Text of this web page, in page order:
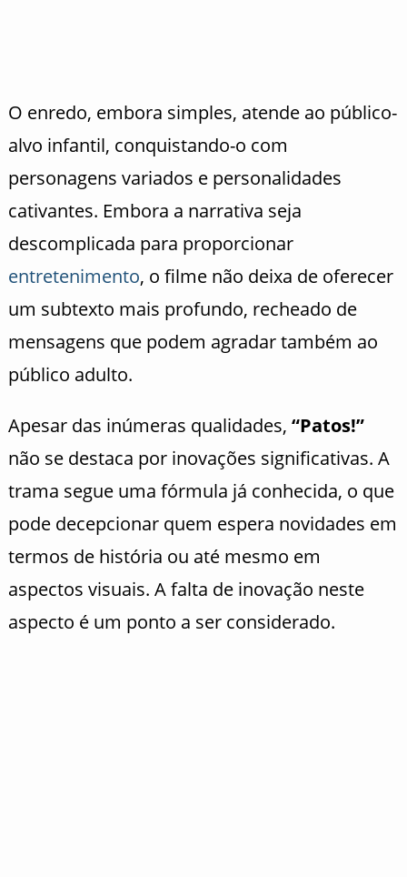
O enredo, embora simples, atende ao público-
alvo infantil, conquistando-o com
personagens variados e personalidades
cativantes. Embora a narrativa seja
descomplicada para proporcionar
entretenimento, o filme não deixa de oferecer
um subtexto mais profundo, recheado de
mensagens que podem agradar também ao
público adulto.
Apesar das inúmeras qualidades, “Patos!”
não se destaca por inovações significativas. A
trama segue uma fórmula já conhecida, o que
pode decepcionar quem espera novidades em
termos de história ou até mesmo em
aspectos visuais. A falta de inovação neste
aspecto é um ponto a ser considerado.